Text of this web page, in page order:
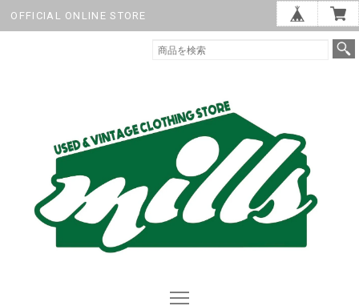
OFFICIAL ONLINE STORE